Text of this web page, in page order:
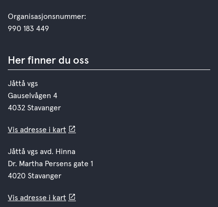
Organisasjonsnummer:
990 183 449
Her finner du oss
Jåttå vgs
Gauselvågen 4
4032 Stavanger
Vis adresse i kart
Jåttå vgs avd. Hinna
Dr. Martha Persens gate 1
4020 Stavanger
Vis adresse i kart